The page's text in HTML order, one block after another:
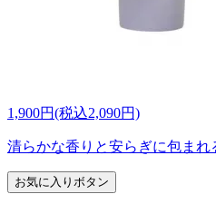
1,900円(税込2,090円)
清らかな香りと安らぎに包まれ
お気に入りボタン